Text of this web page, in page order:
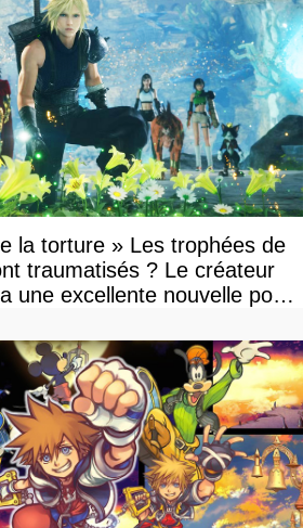
la torture » Les trophées de
traumatisés ? Le créateur
une excellente nouvelle pour